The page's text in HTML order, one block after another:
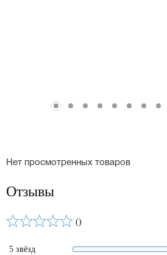
Нет просмотренных товаров
Отзывы
()
5 звёзд